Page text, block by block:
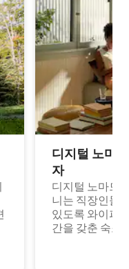
디지털 노마
자
디지털 노마드
니는 직장인들
있도록 와이파
간을 갖춘 숙소